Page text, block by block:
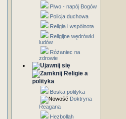
Piwo - napój Bogów
Policja duchowa
Religia i wspólnota
Religijne wędrówki
ludów
Różaniec na
zdrowie
Religie a
polityka
Boska polityka
Doktryna
Reagana
Hezbollah